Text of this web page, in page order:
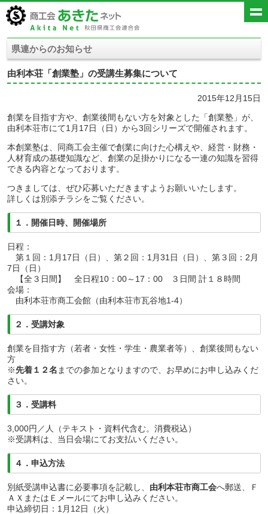
県連からのお知らせ
由利本荘「創業塾」の受講生募集について
2015年12月15日
創業を目指す方や、創業後間もない方を対象とした「創業塾」が、
由利本荘市にて1月17日（日）から3回シリーズで開催されます。
本創業塾は、同商工会主催で創業に向けた心構えや、経営・財務・
人材育成の基礎知識など、創業の足掛かりになる一連の知識を習得
できる内容となっております。
つきましては、ぜひ応募いただきますようお願いいたします。
詳しくは別添チラシをご覧ください。
１．開催日時、開催場所
日程：
第１回：1月17日（日）、第２回：1月31日（日）、第３回：2月
7日（日）
【全３日間】 全日程10：00～17：00 ３日間 計１８時間
会場：
由利本荘市商工会館（由利本荘市瓦谷地1-4）
２．受講対象
創業を目指す方（若者・女性・学生・農業者等）、創業後間もない
方
※先着１２名 までの参加となりますので、お早めにお申し込みくだ
さい。
３．受講料
3,000円／人（テキスト・資料代含む。消費税込）
※受講料は、当日会場にてお支払いください。
４．申込方法
別紙受講申込書に必要事項を記載し、 由利本荘市商工会へ郵送、Ｆ
ＡＸまたはＥメールにてお申し込みください。
申込締切日：1月12日（火）